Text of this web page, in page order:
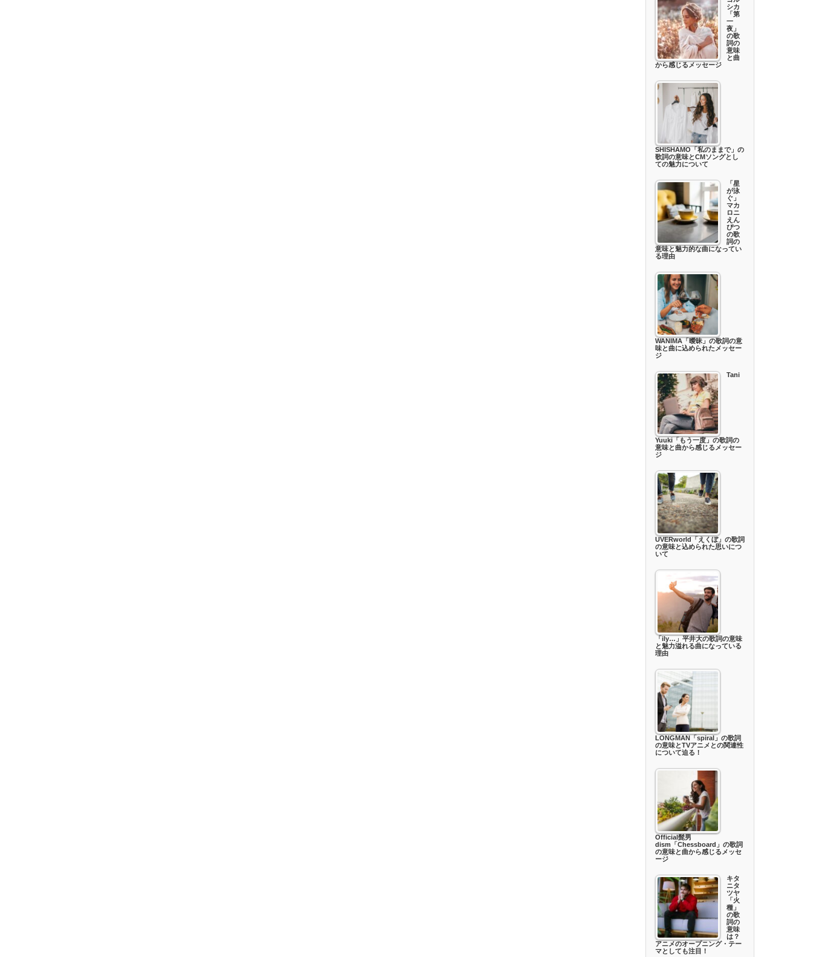
シカ
「第
一
夜」
の歌
詞の
意味
と曲
から感じるメッセージ
SHISHAMO「私のままで」の
歌詞の意味とCMソングとし
ての魅力について
「星
が泳
ぐ」
マカ
ロニ
えん
ぴつ
の歌
詞の
意味と魅力的な曲になってい
る理由
WANIMA「曖昧」の歌詞の意
味と曲に込められたメッセー
ジ
Tani
Yuuki「もう一度」の歌詞の
意味と曲から感じるメッセー
ジ
UVERworld「えくぼ」の歌詞
の意味と込められた思いにつ
いて
「ily…」平井大の歌詞の意味
と魅力溢れる曲になっている
理由
LONGMAN「spiral」の歌詞
の意味とTVアニメとの関連性
について迫る！
Official髭男
dism「Chessboard」の歌詞
の意味と曲から感じるメッセ
ージ
キタ
ニタ
ツヤ
「火
種」
の歌
詞の
意味
は？
アニメのオープニング・テー
マとしても注目！